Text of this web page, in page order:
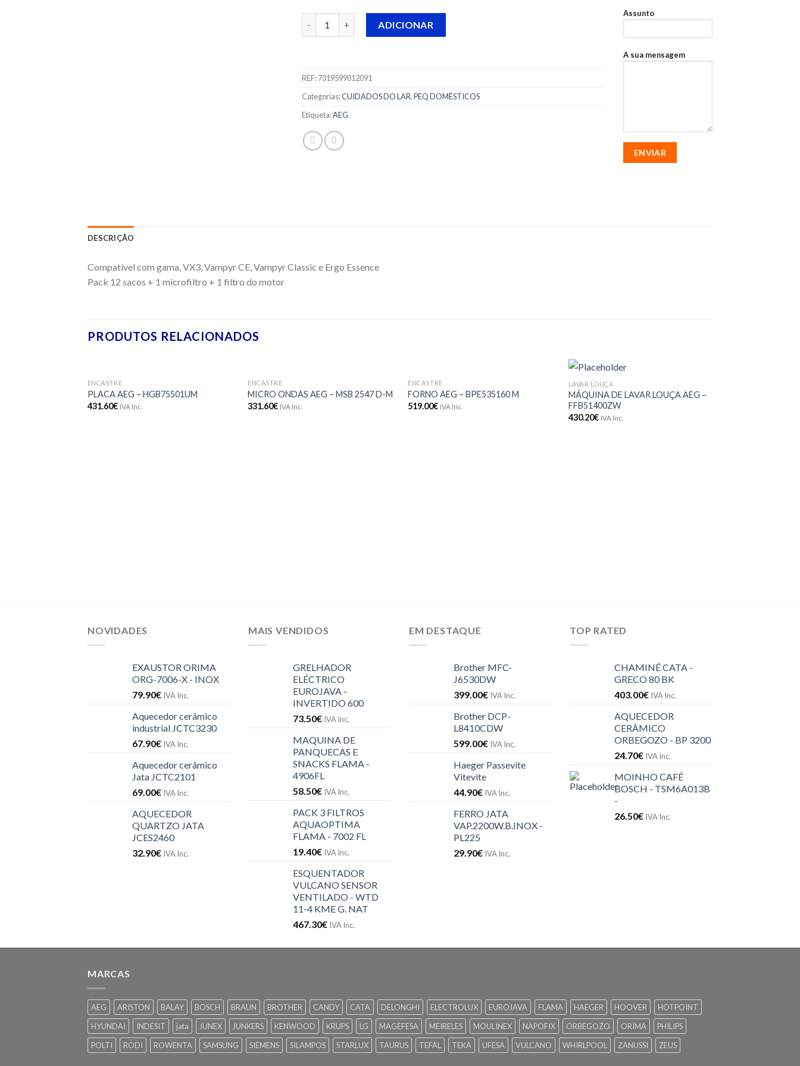
ADICIONAR
REF:7319599012091
Categorias:CUIDADOS DO LAR,PEQ DOMÉSTICOS
Etiqueta:AEG
Assunto
A sua mensagem
DESCRIÇÃO
Compatível com gama, VX3, Vampyr CE, Vampyr Classic e Ergo Essence
Pack 12 sacos + 1 microfiltro + 1 filtro do motor
PRODUTOS RELACIONADOS
Adicionar
aos meus
ENCASTRE
PLACA AEG – HGB75501UM
431.60€ IVA Inc.
Adicionar
aos meus
ENCASTRE
MICRO ONDAS AEG – MSB 2547 D-M
331.60€ IVA Inc.
Adicionar
aos meus
ENCASTRE
FORNO AEG – BPE535160 M
519.00€ IVA Inc.
Adicionar
aos meus
LAVAR LOUÇA
MÁQUINA DE LAVAR LOUÇA AEG –
FFB51400ZW
430.20€ IVA Inc.
NOVIDADES
EXAUSTOR ORIMA
ORG-7006-X - INOX
79.90€ IVA Inc.
Aquecedor cerâmico
industrial JCTC3230
67.90€ IVA Inc.
Aquecedor cerâmico
Jata JCTC2101
69.00€ IVA Inc.
AQUECEDOR
QUARTZO JATA
JCES2460
32.90€ IVA Inc.
MAIS VENDIDOS
GRELHADOR
ELÉCTRICO
EUROJAVA -
INVERTIDO 600
73.50€ IVA Inc.
MAQUINA DE
PANQUECAS E
SNACKS FLAMA -
4906FL
58.50€ IVA Inc.
PACK 3 FILTROS
AQUAOPTIMA
FLAMA - 7002 FL
19.40€ IVA Inc.
ESQUENTADOR
VULCANO SENSOR
VENTILADO - WTD
11-4 KME G. NAT
467.30€ IVA Inc.
EM DESTAQUE
Brother MFC-
J6530DW
399.00€ IVA Inc.
Brother DCP-
L8410CDW
599.00€ IVA Inc.
Haeger Passevite
Vitevite
44.90€ IVA Inc.
FERRO JATA
VAP.2200W.B.INOX -
PL225
29.90€ IVA Inc.
TOP RATED
CHAMINÉ CATA -
GRECO 80 BK
403.00€ IVA Inc.
AQUECEDOR
CERÂMICO
ORBEGOZO - BP 3200
24.70€ IVA Inc.
MOINHO CAFÉ
BOSCH - TSM6A013B
-
26.50€ IVA Inc.
MARCAS
AEG ARISTON BALAY BOSCH BRAUN BROTHER CANDY CATA DELONGHI ELECTROLUX EUROJAVA FLAMA HAEGER HOOVER
HOTPOINT
HYUNDAI
INDESIT jata JUNEX JUNKERS KENWOOD KRUPS LG MAGEFESA MEIRELES MOULINEX NAPOFIX ORBEGOZO ORIMA
PHILIPS
POLTI
RODI ROWENTA SAMSUNG SIEMENS SILAMPOS STARLUX TAURUS TEFAL TEKA UFESA VULCANO WHIRLPOOL ZANUSSI ZEUS